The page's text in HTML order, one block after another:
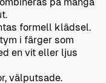
formell klädsel.
i färger som
en vit eller ljus
välputsade.